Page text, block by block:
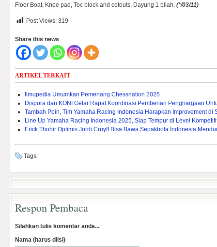
Floor Boat, Knee pad, Toc block and cotouts, Dayung 1 bilah. (*/03/11)
Post Views: 319
Share this news
ARTIKEL TERKAIT
Ilmupedia Umumkan Pemenang Chessnation 2025
Dispora dan KONI Gelar Rapat Koordinasi Pemberian Penghargaan
Tambah Poin, Tim Yamaha Racing Indonesia Harapkan Improvement di
Line Up Yamaha Racing Indonesia 2025, Siap Tempur di Level
Erick Thohir Optimis Jordi Cruyff Bisa Bawa Sepakbola Indonesia
Tags:
Respon Pembaca
Silahkan tulis komentar anda...
Nama (harus diisi)